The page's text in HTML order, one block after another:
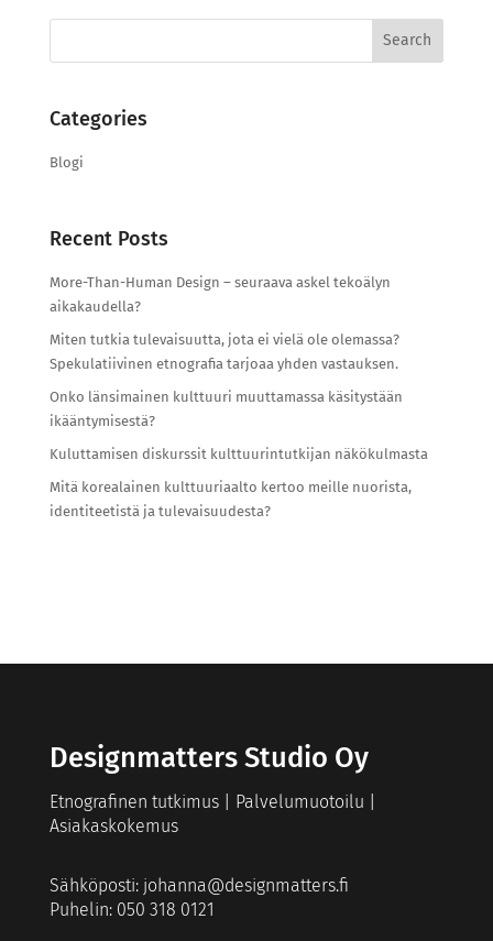
Search
Categories
Blogi
Recent Posts
More-Than-Human Design – seuraava askel tekoälyn
aikakaudella?
Miten tutkia tulevaisuutta, jota ei vielä ole olemassa?
Spekulatiivinen etnografia tarjoaa yhden vastauksen.
Onko länsimainen kulttuuri muuttamassa käsitystään
ikääntymisestä?
Kuluttamisen diskurssit kulttuurintutkijan näkökulmasta
Mitä korealainen kulttuuriaalto kertoo meille nuorista,
identiteetistä ja tulevaisuudesta?
Designmatters Studio Oy
Etnografinen tutkimus | Palvelumuotoilu |
Asiakaskokemus
Sähköposti: johanna@designmatters.fi
Puhelin: 050 318 0121